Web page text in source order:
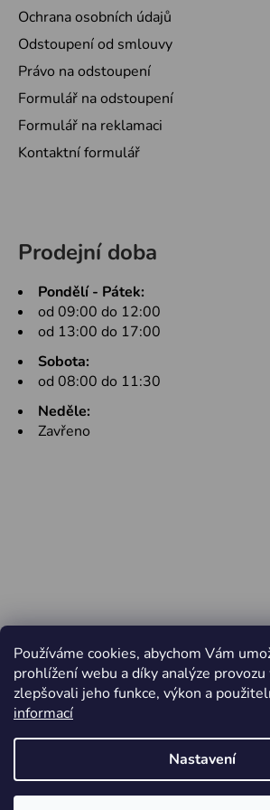
Používáme cookies, abychom Vám
prohlížení webu a díky analýze
zlepšovali jeho funkce, výkon a
informací
Nastavení
Ochrana osobních údajů
Odstoupení od smlouvy
Právo na odstoupení
Formulář na odstoupení
Formulář na reklamaci
Kontaktní formulář
Prodejní doba
Pondělí - Pátek:
od 09:00 do 12:00
od 13:00 do 17:00
Sobota:
od 08:00 do 11:30
Neděle:
Zavřeno
Vytvořil Shoptet